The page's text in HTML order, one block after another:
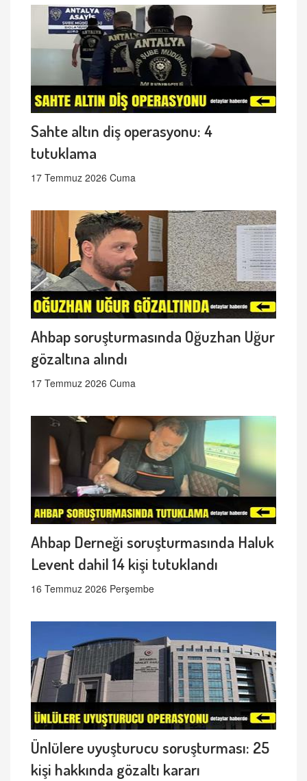
Sahte altın diş operasyonu: 4
tutuklama
17 Temmuz 2026 Cuma
Ahbap soruşturmasında Oğuzhan Uğur
gözaltına alındı
17 Temmuz 2026 Cuma
Ahbap Derneği soruşturmasında Haluk
Levent dahil 14 kişi tutuklandı
16 Temmuz 2026 Perşembe
Ünlülere uyuşturucu soruşturması: 25
kişi hakkında gözaltı kararı